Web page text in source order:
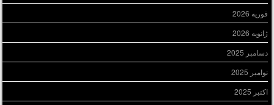
فوریه 2026
ژانویه 2026
دسامبر 2025
نوامبر 2025
اکتبر 2025